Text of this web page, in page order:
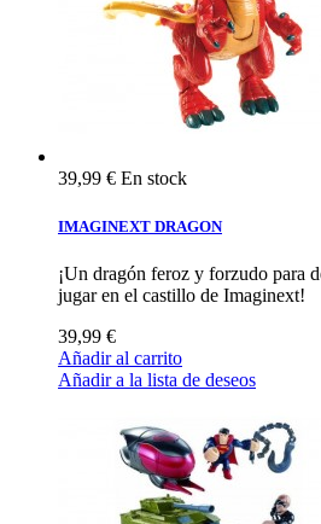
39,99 € En stock
IMAGINEXT DRAGON
¡Un dragón feroz y forzudo para
jugar en el castillo de Imaginext!
39,99 €
Añadir al carrito
Añadir a la lista de deseos